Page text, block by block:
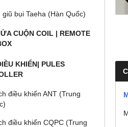
giũ bụi Taeha (Hàn Quốc)
CUỘN COIL | REMOTE
KHIỂN| PULES
điều khiển ANT (Trung
điều khiển CQPC (Trung